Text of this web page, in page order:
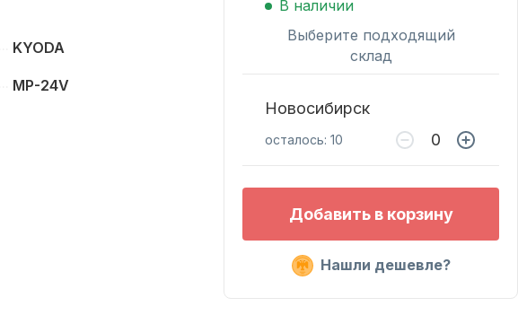
для лодочных
моторов
KYODA
MP-24V
В наличии
Выберите подходящий
склад
Новосибирск
осталось: 10
Добавить в корзину
Нашли дешевле?